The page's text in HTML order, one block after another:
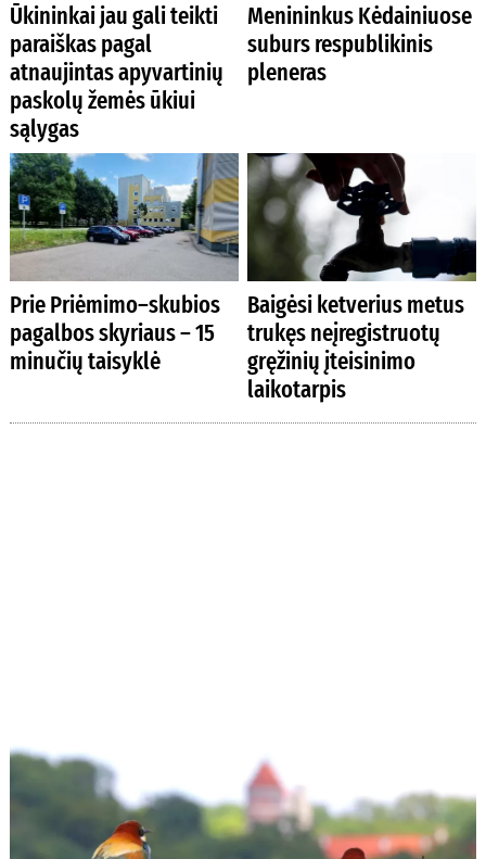
Ūkininkai jau gali teikti
paraiškas pagal
atnaujintas apyvartinių
paskolų žemės ūkiui
sąlygas
Menininkus Kėdainiuose
suburs respublikinis
pleneras
Prie Priėmimo–skubios
pagalbos skyriaus – 15
minučių taisyklė
Baigėsi ketverius metus
trukęs neįregistruotų
gręžinių įteisinimo
laikotarpis